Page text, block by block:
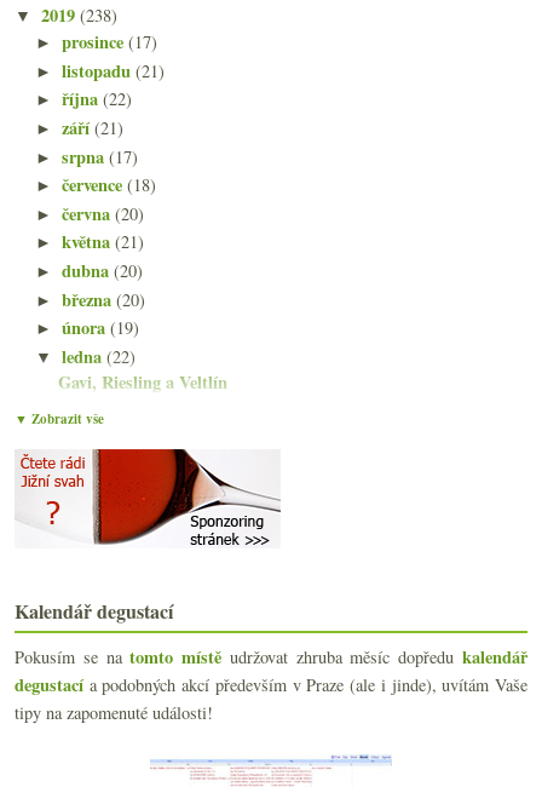
▼ 2019 (238)
►prosince(17)
►listopadu(21)
►října(22)
►září(21)
►srpna(17)
►července(18)
►června(20)
►května(21)
►dubna(20)
►března(20)
►února(19)
▼ledna(22)
Gavi, Riesling a Veltlín
Slušná Cariñena se scestným hodnocením
Ráspiho Frankovka 2017 a H2 z Mátry
Pivo na poště, USA bez státní správy, Michelin ve ...
Starosvětská Rioja a koncentrovaná Barbera
Champagne Billecart-Salmon
Gerard Basset, víno z Dorne, rok travky a měď
Svérázná červená směs a Schiava od Manincoru
Vyzrálá Cava a svérázné Prosecco
Someliéři doporučují #1
Tři charakterní Barbery od Rocco di Carpeneto
Mladé blatnické vinařství Berthy
▼ Zobrazit vše
Kalendář degustací
Pokusím se natomto místě udržovat zhruba měsíc dopředukalendář
degustacía podobných akcí především v Praze (ale i jinde), uvítám Vaše
tipy na zapomenuté události!